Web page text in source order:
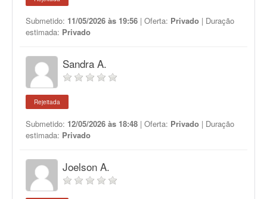
Submetido: 11/05/2026 às 19:56 | Oferta: Privado | Duração
estimada: Privado
Sandra A.
Rejeitada
Submetido: 12/05/2026 às 18:48 | Oferta: Privado | Duração
estimada: Privado
Joelson A.